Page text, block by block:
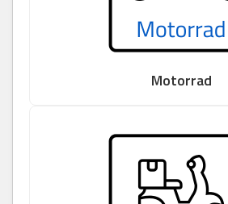
Motorrad